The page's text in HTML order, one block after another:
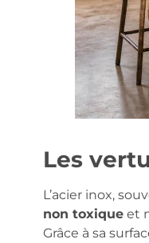
Les
L’acier inox,
non toxiqueet
Grâce à sa